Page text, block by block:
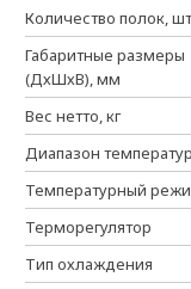
Количество полок,
Габаритные размеры
(ДхШхВ), мм
Вес нетто, кг
Диапазон
Температурный
Терморегулятор
Тип охлаждения